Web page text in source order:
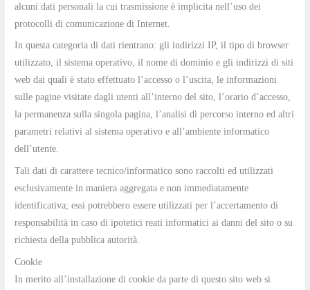
alcuni dati personali la cui trasmissione è implicita nell’uso dei
protocolli di comunicazione di Internet.
In questa categoria di dati rientrano: gli indirizzi IP, il tipo di browser
utilizzato, il sistema operativo, il nome di dominio e gli indirizzi di siti
web dai quali è stato effettuato l’accesso o l’uscita, le informazioni
sulle pagine visitate dagli utenti all’interno del sito, l’orario d’accesso,
la permanenza sulla singola pagina, l’analisi di percorso interno ed altri
parametri relativi al sistema operativo e all’ambiente informatico
dell’utente.
Tali dati di carattere tecnico/informatico sono raccolti ed utilizzati
esclusivamente in maniera aggregata e non immediatamente
identificativa; essi potrebbero essere utilizzati per l’accertamento di
responsabilità in caso di ipotetici reati informatici ai danni del sito o su
richiesta della pubblica autorità.
Cookie
In merito all’installazione di cookie da parte di questo sito web si